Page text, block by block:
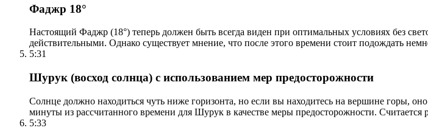
Фаджр 18°
Настоящий Фаджр (18°) теперь должен быть всегда виден при оптимальных условиях без
действительными. Однако существует мнение, что после этого времени стоит подождать
5:31
Шурук (восход солнца) с использованием мер предосторожности
Солнце должно находиться чуть ниже горизонта, но если вы находитесь на вершине горы,
минуты из рассчитанного времени для Шурук в качестве меры предосторожности.
5:33